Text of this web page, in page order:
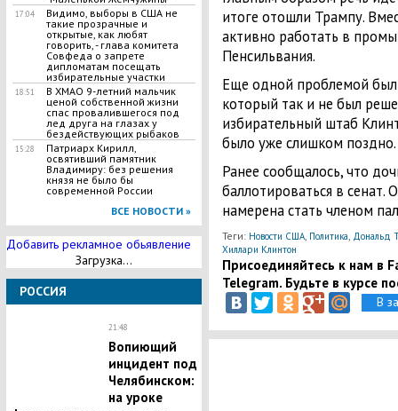
17:04
Видимо, выборы в США не
такие прозрачные и
открытые, как любят
говорить, - глава комитета
Совфеда о запрете
дипломатам посещать
избирательные участки
18:51
В ХМАО 9-летний мальчик
ценой собственной жизни
спас провалившегося под
лед друга на глазах у
бездействующих рыбаков
15:28
Патриарх Кирилл,
освятивший памятник
Владимиру: без решения
князя не было бы
современной России
ВСЕ НОВОСТИ »
Добавить рекламное обьявление
Загрузка...
РОССИЯ
21:48
​Вопиющий
инцидент под
Челябинском:
на уроке
итоге отошли Трампу.
активно работать в
Пенсильвания.
Еще одной проблемой был
который так и не был
избирательный штаб
было уже слишком поздно.
Ранее сообщалось, что
баллотироваться в сенат.
намерена стать членом
Теги: Новости США, Политика Дональд
Хиллари Клинтон
Присоединяйтесь к нам в
Telegram. Будьте в курсе
В